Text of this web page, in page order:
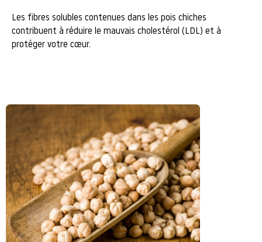
Les fibres solubles contenues dans les pois chiches
contribuent à réduire le mauvais cholestérol (LDL) et à
protéger votre cœur.